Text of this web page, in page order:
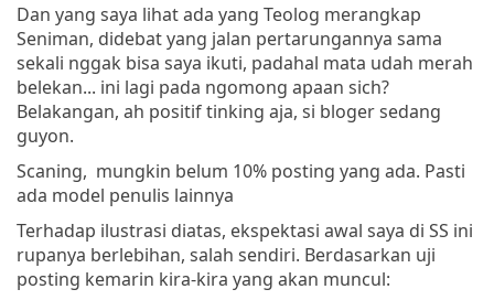
Dan yang saya lihat ada yang Teolog merangkap
Seniman, didebat yang jalan pertarungannya sama
sekali nggak bisa saya ikuti, padahal mata udah merah
belekan... ini lagi pada ngomong apaan sich?
Belakangan, ah positif tinking aja, si bloger sedang
guyon.
Scaning, mungkin belum 10% posting yang ada. Pasti
ada model penulis lainnya
Terhadap ilustrasi diatas, ekspektasi awal saya di SS ini
rupanya berlebihan, salah sendiri. Berdasarkan uji
posting kemarin kira-kira yang akan muncul: